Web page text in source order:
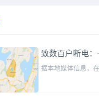
致数百户断电
据本地媒体信息，